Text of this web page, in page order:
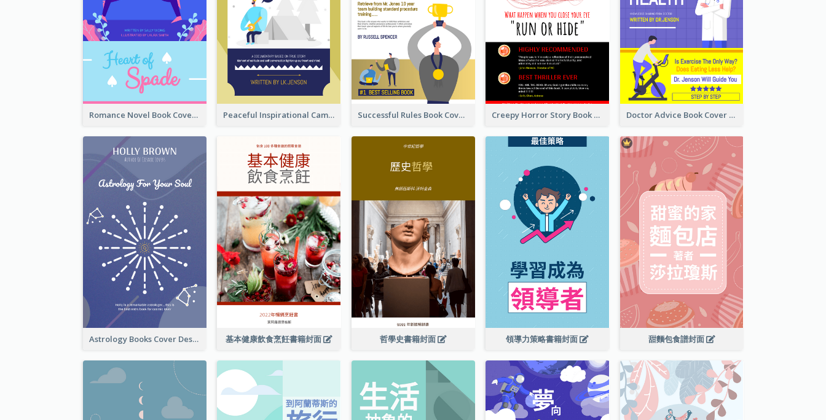
Romance Novel Book Cover Peaceful Inspirational Camping Book Cover Successful Rules Book Cover Design Creepy Horror Story Book Cover Design Doctor Advice Book Cover Design
Astrology Books Cover Design 基本健康飲食烹飪書籍封面 哲學史書籍封面 領導力策略書籍封面 甜麵包食譜封面